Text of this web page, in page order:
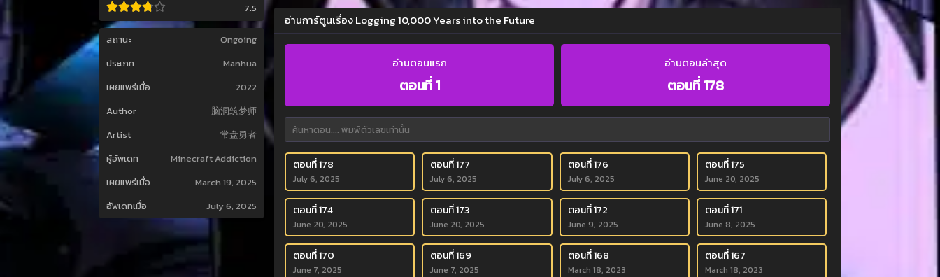
7.5
สถานะ
Ongoing
ประเภท
Manhua
เผยแพร่เมื่อ
2022
Author
脑洞筑梦师
Artist
常盘勇者
ผู้อัพเดท
Minecraft Addiction
เผยแพร่เมื่อ
March 19, 2025
อัพเดทเมื่อ
July 6, 2025
อ่านการ์ตูนเรื่อง Logging 10,000 Years into the Future
อ่านตอนแรก
ตอนที่ 1
อ่านตอนล่าสุด
ตอนที่ 178
ตอนที่ 178
July 6, 2025
ตอนที่ 177
July 6, 2025
ตอนที่ 176
July 6, 2025
ตอนที่ 175
June 20, 2025
ตอนที่ 174
June 20, 2025
ตอนที่ 173
June 20, 2025
ตอนที่ 172
June 9, 2025
ตอนที่ 171
June 8, 2025
ตอนที่ 170
June 7, 2025
ตอนที่ 169
June 7, 2025
ตอนที่ 168
March 18, 2023
ตอนที่ 167
March 18, 2023